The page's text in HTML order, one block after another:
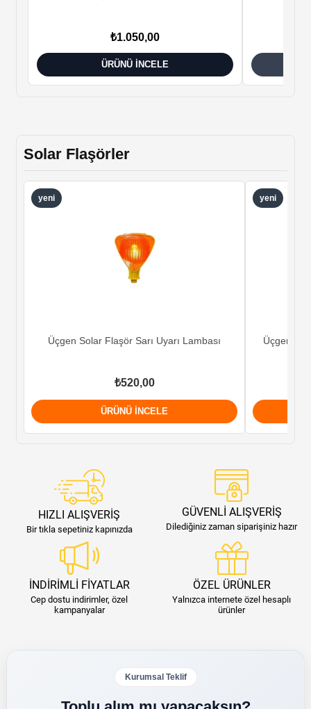
₺1.050,00
ÜRÜNÜ İNCELE
Solar Flaşörler
yeni
Üçgen Solar Flaşör Sarı Uyarı Lambası
₺520,00
ÜRÜNÜ İNCELE
yeni
Üçgen
HIZLI ALIŞVERİŞ
Bir tıkla sepetiniz kapınızda
GÜVENLİ ALIŞVERİŞ
Dilediğiniz zaman siparişiniz hazır
İNDİRİMLİ FİYATLAR
Cep dostu indirimler, özel
kampanyalar
ÖZEL ÜRÜNLER
Yalnızca internete özel hesaplı
ürünler
Kurumsal Teklif